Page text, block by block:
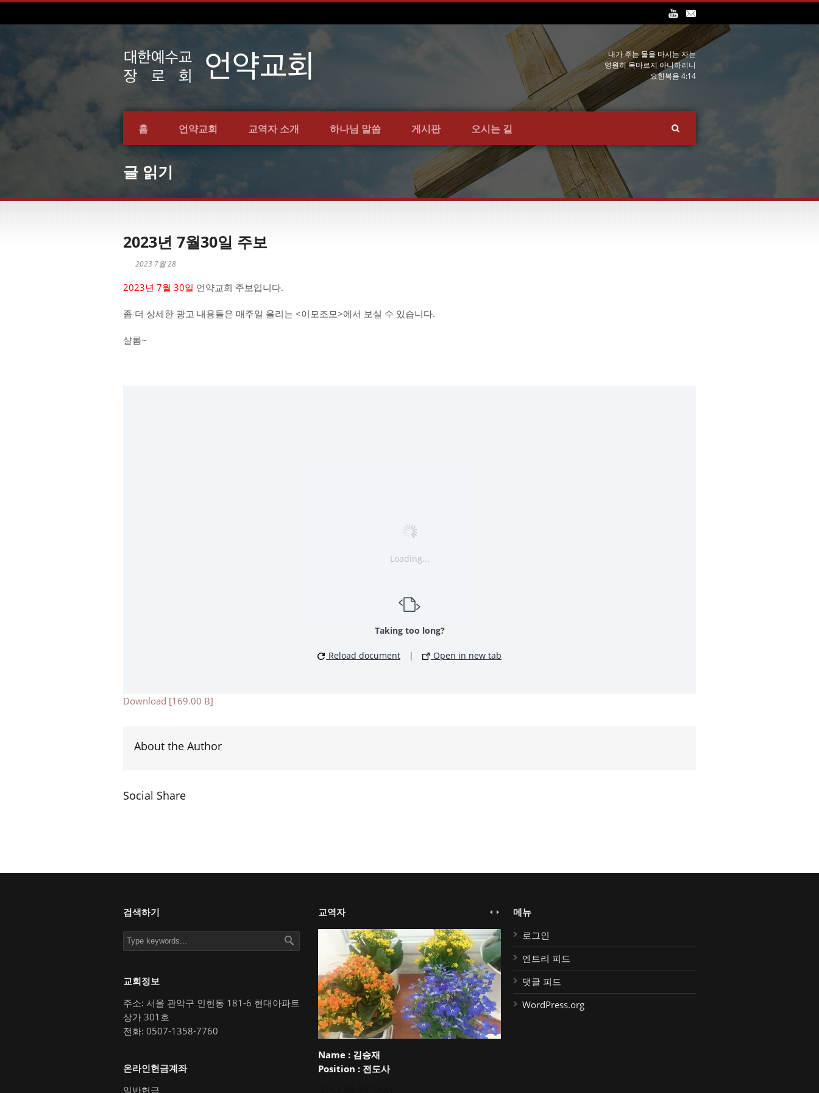
내가 주는 물을 마시는 자는
영원히 목마르지 아니하리니
요한복음 4:14
홈 언약교회 교역자 소개 하나님 말씀 게시판 오시는 길
글 읽기
2023년 7월30일 주보
2023 7월 28
2023년 7월 30일 언약교회 주보입니다.
좀 더 상세한 광고 내용들은 매주일 올리는 <이모조모>에서 보실 수 있습니다.
샬롬~
Loading...
Taking too long?
Reload document | Open in new tab
Download [169.00 B]
About the Author
Social Share
검색하기
교회정보
주소: 서울 관악구 인헌동 181-6 현대아파트
상가 301호
전화: 0507-1358-7760
온라인헌금계좌
일반헌금
교역자
Name :김승재
Position :전도사
메뉴
로그인
엔트리 피드
댓글 피드
WordPress.org